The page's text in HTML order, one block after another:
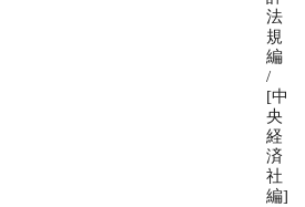
法
規
編
/
[中
央
経
済
社
編]